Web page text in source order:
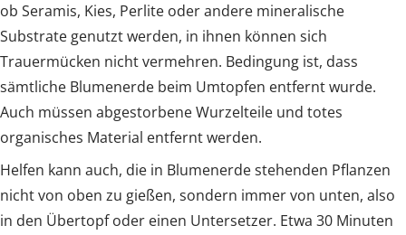
ob Seramis, Kies, Perlite oder andere mineralische
Substrate genutzt werden, in ihnen können sich
Trauermücken nicht vermehren. Bedingung ist, dass
sämtliche Blumenerde beim Umtopfen entfernt wurde.
Auch müssen abgestorbene Wurzelteile und totes
organisches Material entfernt werden.
Helfen kann auch, die in Blumenerde stehenden Pflanzen
nicht von oben zu gießen, sondern immer von unten, also
in den Übertopf oder einen Untersetzer. Etwa 30 Minuten